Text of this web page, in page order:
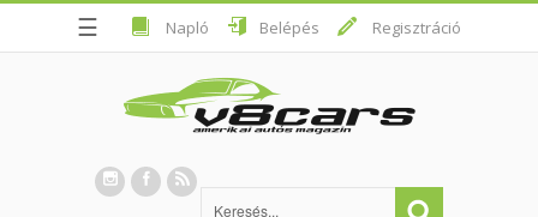
☰ Napló Belépés Regisztráció